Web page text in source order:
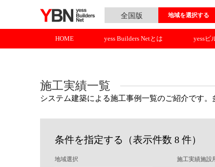
全国版 地域を選択する
HOME yess Builders Netとは yessビ
施工実績一覧
システム建築による施工事例一覧のご紹介です。
条件を指定する（表示件数 8 件）
地域選択 施工実績施設